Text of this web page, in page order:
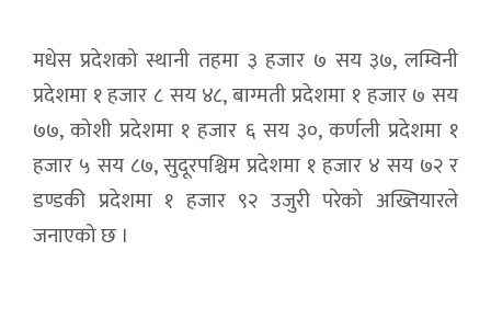
मधेस प्रदेशको स्थानी तहमा ३ हजार ७ सय ३७, लम्विनी
प्रदेशमा १ हजार ८ सय ४८, बाग्मती प्रदेशमा १ हजार ७ सय
७७, कोशी प्रदेशमा १ हजार ६ सय ३०, कर्णली प्रदेशमा १
हजार ५ सय ८७, सुदूरपश्चिम प्रदेशमा १ हजार ४ सय ७२ र
डण्डकी प्रदेशमा १ हजार ९२ उजुरी परेको अख्तियारले
जनाएको छ ।